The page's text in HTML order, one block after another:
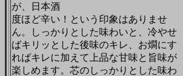
が、日本酒
度ほど辛い！という印象はありませ
ん。しっかりとした味わいと、冷やせ
ばキリッとした後味のキレ、お燗にす
ればキレに加えて上品な甘味と旨味が
楽しめます。芯のしっかりとした味わ